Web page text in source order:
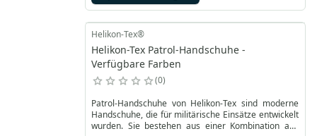
Helikon-Tex®
Helikon-Tex Patrol-Handschuhe -
Verfügbare Farben
0
Patrol-Handschuhe von Helikon-Tex sind moderne
Handschuhe, die für militärische Einsätze entwickelt
wurden. Sie bestehen aus einer Kombination aus